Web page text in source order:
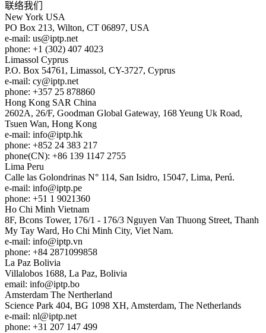
联络我们
New York USA
PO Box 213, Wilton, CT 06897, USA
e-mail: us
iptp.net
phone: +1 (302) 407 4023
Limassol Cyprus
P.O. Box 54761, Limassol, CY-3727, Cyprus
e-mail: cy
iptp.net
phone: +357 25 878860
Hong Kong SAR China
2602A, 26/F, Goodman Global Gateway, 168 Yeung Uk Road,
Tsuen Wan, Hong Kong
e-mail: info
iptp.hk
phone: +852 24 383 217
phone(CN): +86 139 1147 2755
Lima Peru
Calle las Golondrinas N° 114, San Isidro, 15047, Lima, Perú.
e-mail: info
iptp.pe
phone: +51 1 9021360
Ho Chi Minh Vietnam
8F, Bcons Tower, 176/1 - 176/3 Nguyen Van Thuong Street, Thanh
My Tay Ward, Ho Chi Minh City, Viet Nam.
e-mail: info
iptp.vn
phone: +84 2871099858
La Paz Bolivia
Villalobos 1688, La Paz, Bolivia
email: info
iptp.bo
Amsterdam The Nertherland
Science Park 404, BG 1098 XH, Amsterdam, The Netherlands
e-mail: nl
iptp.net
phone: +31 207 147 499